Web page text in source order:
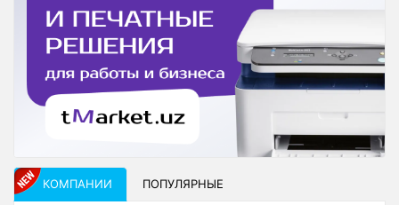
КОМПАНИИ ПОПУЛЯРНЫЕ